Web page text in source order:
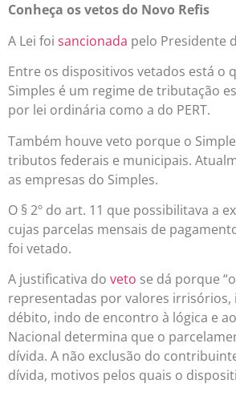
Conheça os vetos do Novo Refis
A Lei foi sancionada pelo Presidente
Entre os dispositivos vetados está o
Simples é um regime de tributação
por lei ordinária como a do PERT.
Também houve veto porque o
tributos federais e municipais.
as empresas do Simples.
O § 2º do art. 11 que possibilitava a
cujas parcelas mensais de
foi vetado.
A justificativa do veto se dá porque “o
representadas por valores irrisórios,
débito, indo de encontro à lógica e
Nacional determina que o
dívida. A não exclusão do
dívida, motivos pelos quais o